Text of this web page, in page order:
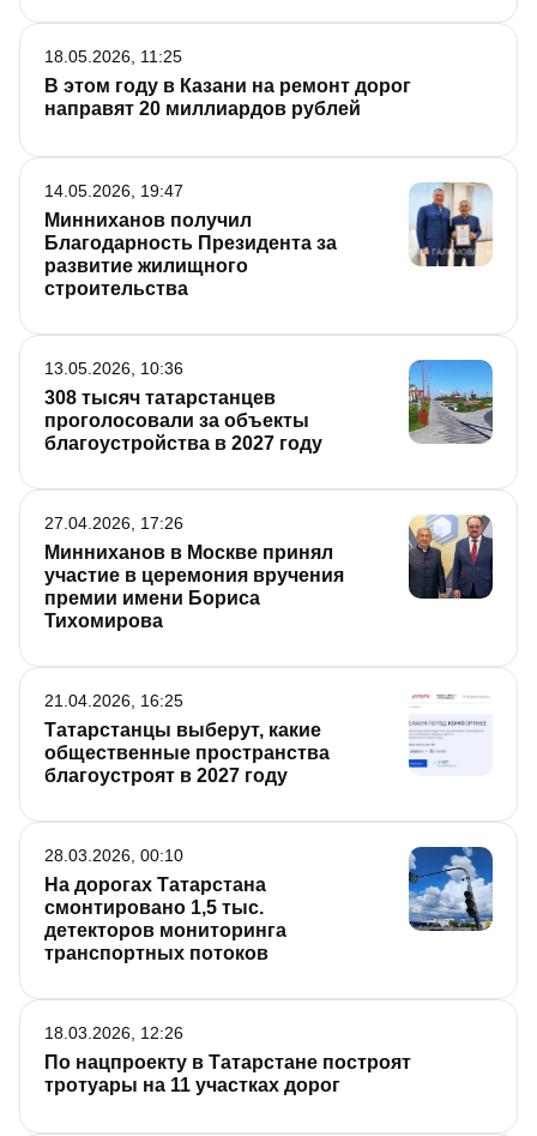
В этом году в Казани на ремонт дорог
направят 20 миллиардов рублей
18.05.2026, 11:25
Минниханов получил
Благодарность Президента за
развитие жилищного
строительства
14.05.2026, 19:47
308 тысяч татарстанцев
проголосовали за объекты
благоустройства в 2027 году
13.05.2026, 10:36
Минниханов в Москве принял
участие в церемония вручения
премии имени Бориса
Тихомирова
27.04.2026, 17:26
Татарстанцы выберут, какие
общественные пространства
благоустроят в 2027 году
21.04.2026, 16:25
На дорогах Татарстана
смонтировано 1,5 тыс.
детекторов мониторинга
транспортных потоков
28.03.2026, 00:10
По нацпроекту в Татарстане построят
тротуары на 11 участках дорог
18.03.2026, 12:26